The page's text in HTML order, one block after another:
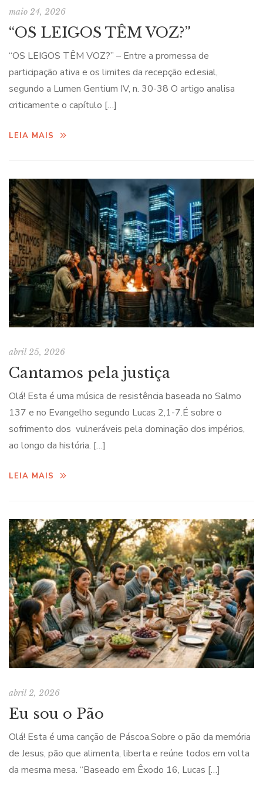
maio 24, 2026
“OS LEIGOS TÊM VOZ?”
“OS LEIGOS TÊM VOZ?” – Entre a promessa de
participação ativa e os limites da recepção eclesial,
segundo a Lumen Gentium IV, n. 30-38 O artigo analisa
criticamente o capítulo […]
LEIA MAIS
abril 25, 2026
Cantamos pela justiça
Olá! Esta é uma música de resistência baseada no Salmo
137 e no Evangelho segundo Lucas 2,1-7.É sobre o
sofrimento dos vulneráveis pela dominação dos impérios,
ao longo da história. […]
LEIA MAIS
abril 2, 2026
Eu sou o Pão
Olá! Esta é uma canção de Páscoa.Sobre o pão da memória
de Jesus, pão que alimenta, liberta e reúne todos em volta
da mesma mesa. “Baseado em Êxodo 16, Lucas […]